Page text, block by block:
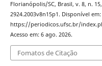
Florianópolis/SC, Brasil, v. 8, n.
2924.2003v8n15p1. Disponível em:
https://periodicos.ufsc.br/
Acesso em: 6 ago. 2026.
Fomatos de Citação